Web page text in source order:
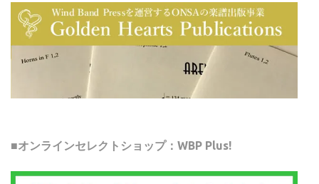
■オンラインセレクトショップ：WBP Plus!